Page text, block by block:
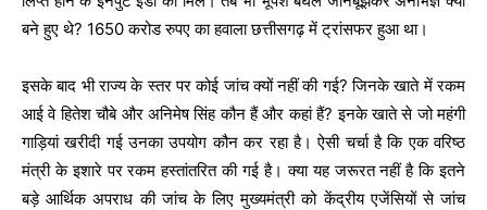
बने हुए थे? 1650 करोड रुपए का हवाला छत्तीसगढ़ में ट्रांसफर हुआ था।
इसके बाद भी राज्य के स्तर पर कोई जांच क्यों नहीं की गई? जिनके खाते में रकम
आई वे हितेश चौबे और अनिमेष सिंह कौन हैं और कहां हैं? इनके खाते से जो महंगी
गाड़ियां खरीदी गई उनका उपयोग कौन कर रहा है। ऐसी चर्चा है कि एक वरिष्ठ
मंत्री के इशारे पर रकम हस्तांतरित की गई है। क्या यह जरूरत नहीं है कि इतने
बड़े आर्थिक अपराध की जांच के लिए मुख्यमंत्री को केंद्रीय एजेंसियों से जांच